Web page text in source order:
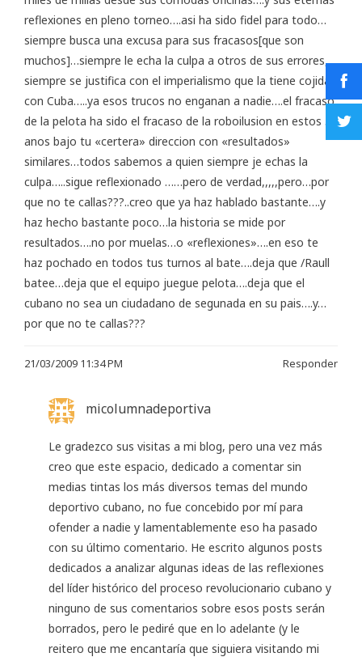
reflexiones en pleno torneo….asi ha sido fidel para todo…
siempre busca una excusa para sus fracasos[que son
muchos]…siempre le echa la culpa a otros de sus errores,
siempre se justifica con el imperialismo que la tiene cojida
con Cuba…..ya esos trucos no enganan a nadie….el fracaso
de la pelota ha sido el fracaso de la roboilusion en estos 50
anos bajo tu «certera» direccion con «resultados»
similares…todos sabemos a quien siempre je echas la
culpa…..sigue reflexionado ……pero de verdad,,,,,pero…por
que no te callas???..creo que ya haz hablado bastante….y
haz hecho bastante poco…la historia se mide por
resultados….no por muelas…o «reflexiones»….en eso te
haz pochado en todos tus turnos al bate….deja que /Raull
batee…deja que el equipo juegue pelota….deja que el
cubano no sea un ciudadano de segunada en su pais….y…
por que no te callas???
21/03/2009 11:34 PM Responder
micolumnadeportiva
Le gradezco sus visitas a mi blog, pero una vez más
creo que este espacio, dedicado a comentar sin
medias tintas los más diversos temas del mundo
deportivo cubano, no fue concebido por mí para
ofender a nadie y lamentablemente eso ha pasado
con su último comentario. He escrito algunos posts
dedicados a analizar algunas ideas de las reflexiones
del líder histórico del proceso revolucionario cubano y
ninguno de sus comentarios sobre esos posts serán
borrados, pero le pediré que en lo adelante (y le
reitero que me encantaría que siguiera visitando mi